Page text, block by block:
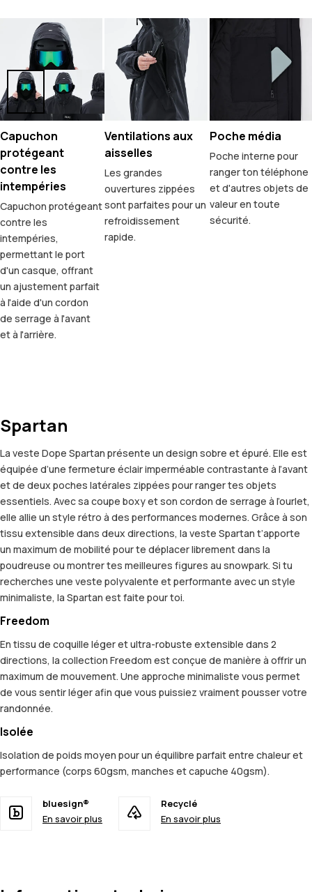
Capuchon
protégeant
contre les
intempéries
Capuchon protégeant
contre les
intempéries,
permettant le port
d'un casque, offrant
un ajustement parfait
à l'aide d'un cordon
de serrage à l'avant
et à l'arrière.
Ventilations aux
aisselles
Les grandes
ouvertures zippées
sont parfaites pour un
refroidissement
rapide.
Poche média
Poche interne pour
ranger ton téléphone
et d'autres objets de
valeur en toute
sécurité.
Spartan
La veste Dope Spartan présente un design sobre et épuré. Elle est
équipée d’une fermeture éclair imperméable contrastante à l’avant
et de deux poches latérales zippées pour ranger tes objets
essentiels. Avec sa coupe boxy et son cordon de serrage à l’ourlet,
elle allie un style rétro à des performances modernes. Grâce à son
tissu extensible dans deux directions, la veste Spartan t’apporte
un maximum de mobilité pour te déplacer librement dans la
poudreuse ou montrer tes meilleures figures au snowpark. Si tu
recherches une veste polyvalente et performante avec un style
minimaliste, la Spartan est faite pour toi.
Freedom
En tissu de coquille léger et ultra-robuste extensible dans 2
directions, la collection Freedom est conçue de manière à offrir un
maximum de mouvement. Une approche minimaliste vous permet
de vous sentir léger afin que vous puissiez vraiment pousser votre
randonnée.
Isolée
Isolation de poids moyen pour un équilibre parfait entre chaleur et
performance (corps 60gsm, manches et capuche 40gsm).
bluesign®
En savoir plus
Recyclé
En savoir plus